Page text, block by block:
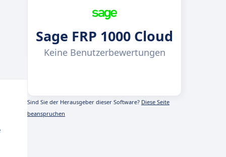
Sage FRP 1000 Cloud
Keine Benutzerbewertungen
Sind Sie der Herausgeber dieser Software? Diese Seite
beanspruchen